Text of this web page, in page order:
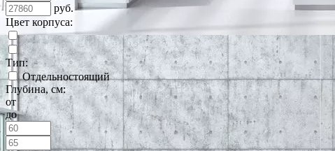
руб.
Цвет корпуса:
Тип:
Отдельностоящий
Глубина, см:
от
до